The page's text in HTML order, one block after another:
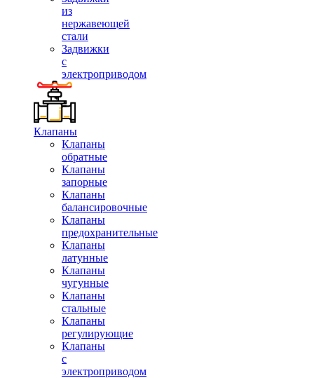
из
нержавеющей
стали
Задвижки
с
электроприводом
Клапаны
Клапаны
обратные
Клапаны
запорные
Клапаны
балансировочные
Клапаны
предохранительные
Клапаны
латунные
Клапаны
чугунные
Клапаны
стальные
Клапаны
регулирующие
Клапаны
с
электроприводом